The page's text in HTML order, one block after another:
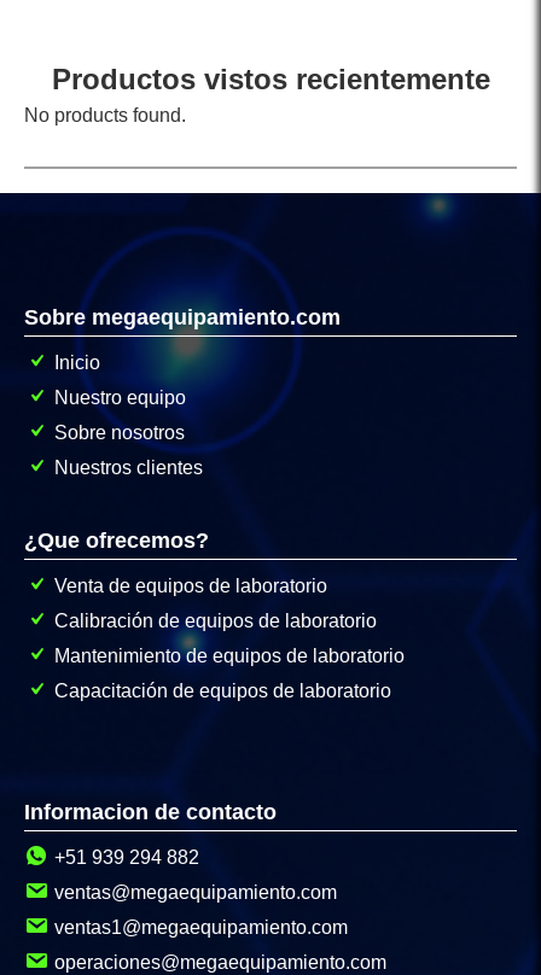
Productos vistos recientemente
No products found.
Sobre megaequipamiento.com
Inicio
Nuestro equipo
Sobre nosotros
Nuestros clientes
¿Que ofrecemos?
Venta de equipos de laboratorio
Calibración de equipos de laboratorio
Mantenimiento de equipos de laboratorio
Capacitación de equipos de laboratorio
Informacion de contacto
+51 939 294 882
ventas@megaequipamiento.com
ventas1@megaequipamiento.com
operaciones@megaequipamiento.com